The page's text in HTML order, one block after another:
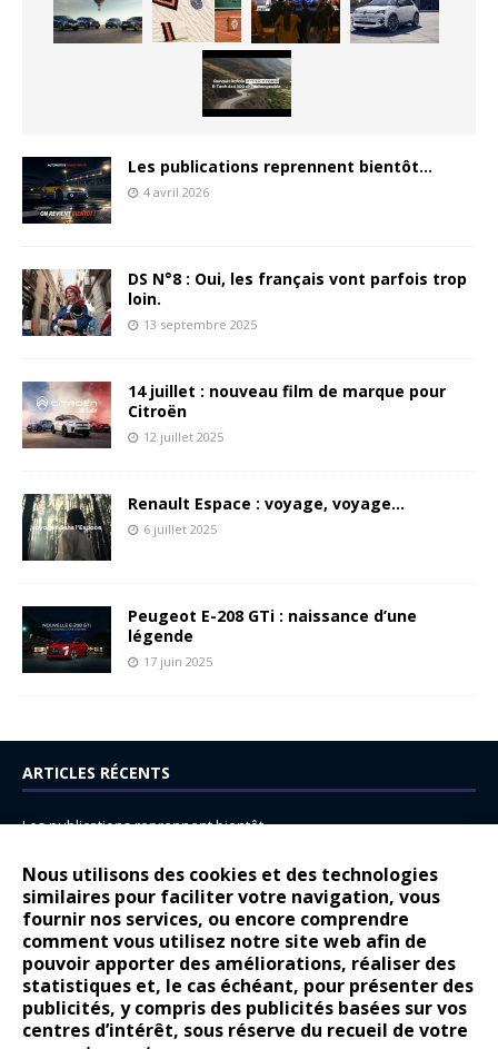
Nous utilisons des cookies et des technologies
similaires pour faciliter votre navigation, vous
fournir nos services, ou encore comprendre
comment vous utilisez notre site web afin de
pouvoir apporter des améliorations, réaliser des
statistiques et, le cas échéant, pour présenter des
publicités, y compris des publicités basées sur vos
centres d’intérêt, sous réserve du recueil de votre
Les publications reprennent bientôt…
4 avril 2026
DS N°8 : Oui, les français vont parfois trop
loin.
13 septembre 2025
14 juillet : nouveau film de marque pour
Citroën
12 juillet 2025
Renault Espace : voyage, voyage…
6 juillet 2025
Peugeot E-208 GTi : naissance d’une
légende
17 juin 2025
ARTICLES RÉCENTS
Les publications reprennent bientôt…
14 juillet : nouveau film de marque pour Citroën
Renault Espace : voyage, voyage…
Peugeot E-208 GTi : naissance d’une légende
COMMENTAIRES RÉCENTS